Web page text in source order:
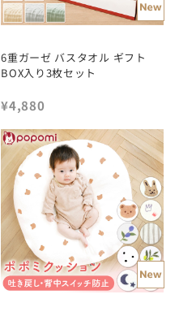
6重ガーゼ バスタオル ギフト
BOX入り3枚セット
¥4,880